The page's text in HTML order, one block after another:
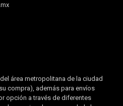
área metropolitana de la ciudad
compra), además para envíos
opción a través de diferentes